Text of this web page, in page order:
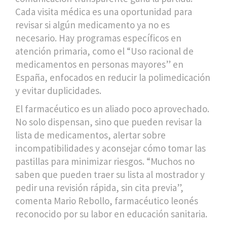
Cada visita médica es una oportunidad para
revisar si algún medicamento ya no es
necesario. Hay programas específicos en
atención primaria, como el “Uso racional de
medicamentos en personas mayores” en
España, enfocados en reducir la polimedicación
y evitar duplicidades.
El farmacéutico es un aliado poco aprovechado.
No solo dispensan, sino que pueden revisar la
lista de medicamentos, alertar sobre
incompatibilidades y aconsejar cómo tomar las
pastillas para minimizar riesgos. “Muchos no
saben que pueden traer su lista al mostrador y
pedir una revisión rápida, sin cita previa”,
comenta Mario Rebollo, farmacéutico leonés
reconocido por su labor en educación sanitaria.